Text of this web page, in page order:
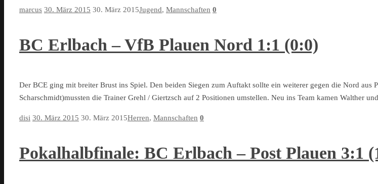
marcus 30. März 2015 30. März 2015Jugend, Mannschaften 0
BC Erlbach – VfB Plauen Nord 1:1 (0:0)
Der BCE ging mit breiter Brust ins Spiel. Den beiden Siegen zum Auftakt sollte ein weiterer gegen die Nord aus
Scharschmidt)mussten die Trainer Grehl / Giertzsch auf 2 Positionen umstellen. Neu ins Team kamen Walther
disi 30. März 2015 30. März 2015Herren, Mannschaften 0
Pokalhalbfinale: BC Erlbach – Post Plauen 3:1